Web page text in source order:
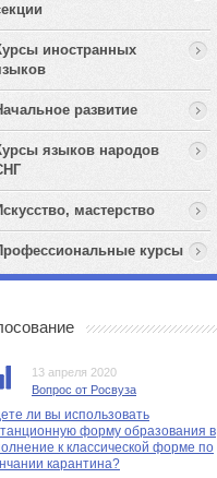
иностранных
развитие
языков народов
мастерство
курсы
13 апреля 2020
Вопрос от Росвуза
ли вы использовать
форму образования в
к классической форме по
карантина?